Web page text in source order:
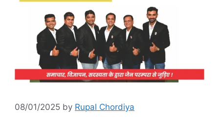
08/01/2025 by Rupal Chordiya